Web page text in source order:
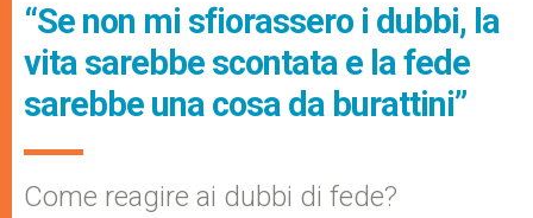
“Se non mi sfiorassero i dubbi, la
vita sarebbe scontata e la fede
sarebbe una cosa da burattini”
Come reagire ai dubbi di fede?